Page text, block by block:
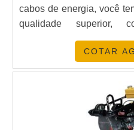
O aluguel oferece
representar um custo
CONCLUSÃO
O aluguel de gerador
econômica para
cabos de energia, você
qualidade superior,
confiabilidade, além de
dinheiro. A locação de
solução ideal para quem
qualidade para uso em
COTAR